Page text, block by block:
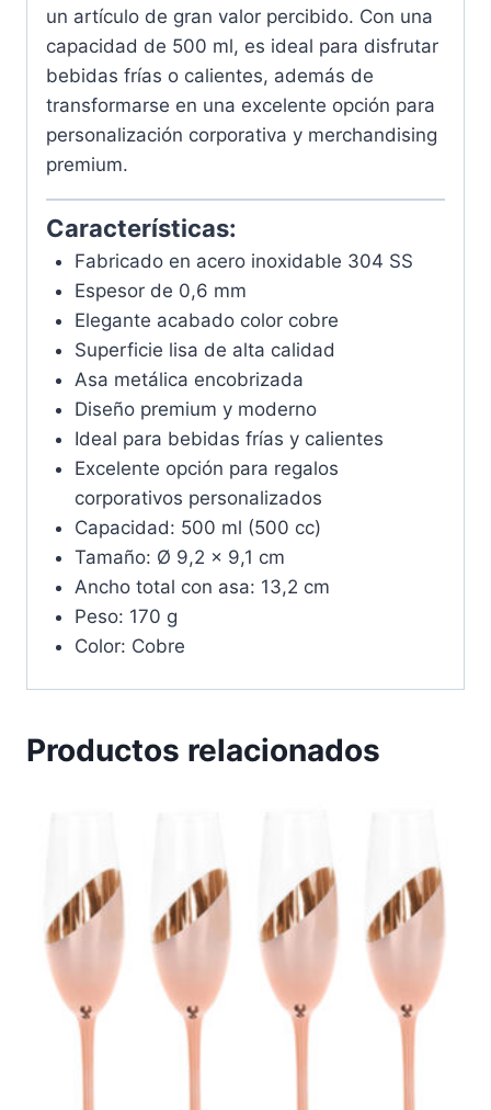
un artículo de gran valor percibido. Con una
capacidad de 500 ml, es ideal para disfrutar
bebidas frías o calientes, además de
transformarse en una excelente opción para
personalización corporativa y merchandising
premium.
Características:
Fabricado en acero inoxidable 304 SS
Espesor de 0,6 mm
Elegante acabado color cobre
Superficie lisa de alta calidad
Asa metálica encobrizada
Diseño premium y moderno
Ideal para bebidas frías y calientes
Excelente opción para regalos
corporativos personalizados
Capacidad: 500 ml (500 cc)
Tamaño: Ø 9,2 x 9,1 cm
Ancho total con asa: 13,2 cm
Peso: 170 g
Color: Cobre
Productos relacionados